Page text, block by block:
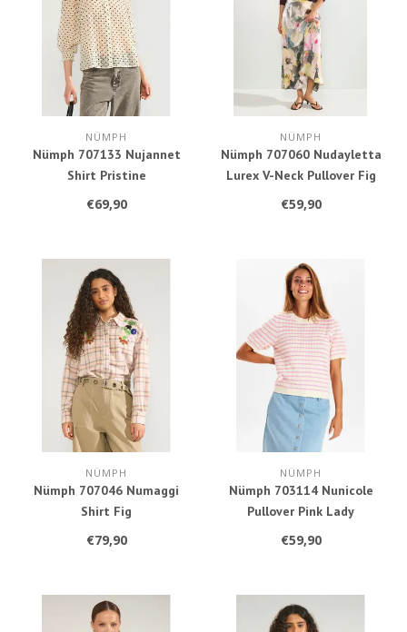
NÜMPH
Nümph 707133 Nujannet
Shirt Pristine
€69,90
NÜMPH
Nümph 707060 Nudayletta
Lurex V-Neck Pullover Fig
€59,90
NÜMPH
Nümph 707046 Numaggi
Shirt Fig
€79,90
NÜMPH
Nümph 703114 Nunicole
Pullover Pink Lady
€59,90